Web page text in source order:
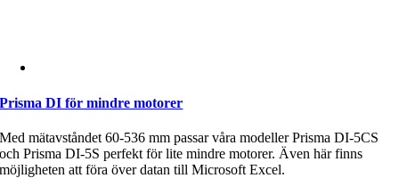
Prisma DI för mindre motorer
Med mätavståndet 60-536 mm passar våra modeller Prisma DI-5CS
och Prisma DI-5S perfekt för lite mindre motorer. Även här finns
möjligheten att föra över datan till Microsoft Excel.